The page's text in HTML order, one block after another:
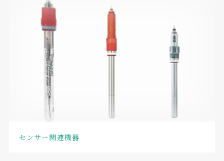
センサー関連機器